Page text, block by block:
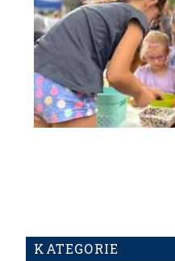
KATEGORIE